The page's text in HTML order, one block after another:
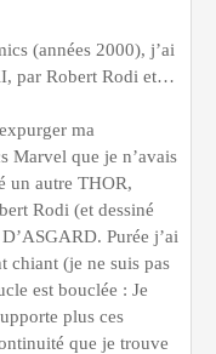
(années 2000), j’ai
par Robert Rodi et…
ma
Marvel que je n’avais
un autre THOR,
Rodi (et dessiné
Purée j’ai
chiant (je ne suis pas
est bouclée : Je
plus ces
que je trouve